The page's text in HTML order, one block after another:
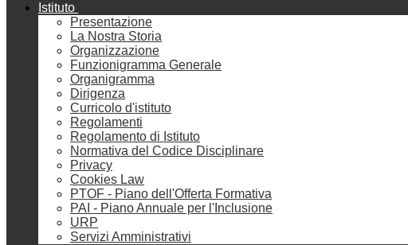
Istituto
Presentazione
La Nostra Storia
Organizzazione
Funzionigramma Generale
Organigramma
Dirigenza
Curricolo d'istituto
Regolamenti
Regolamento di Istituto
Normativa del Codice Disciplinare
Privacy
Cookies Law
PTOF - Piano dell'Offerta Formativa
PAI - Piano Annuale per l'Inclusione
URP
Servizi Amministrativi